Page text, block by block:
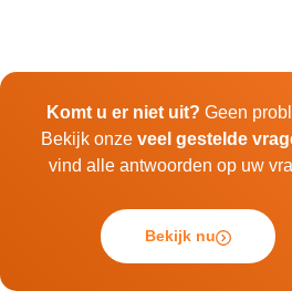
Komt u er niet uit? Geen
Bekijk onze veel gestelde
vind alle antwoorden op uw
Bekijk nu